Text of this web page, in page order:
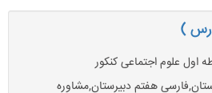
)
اول علوم اجتماعی کنکور
هفتم دبیرستان,مشاوره